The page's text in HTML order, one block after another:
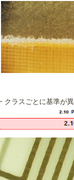
・クラスごとに基準が